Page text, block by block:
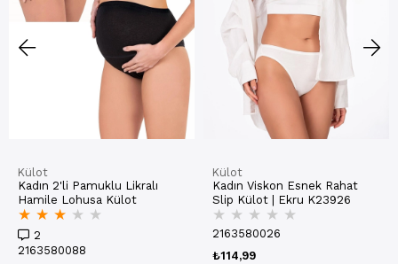
Külot
Kadın 2'li Pamuklu Likralı
Hamile Lohusa Külot
★ ★ ★ ★ ★
2
2163580088
Külot
Kadın Viskon Esnek Rahat
Slip Külot | Ekru K23926
★ ★ ★ ★ ★
2163580026
₺114,99